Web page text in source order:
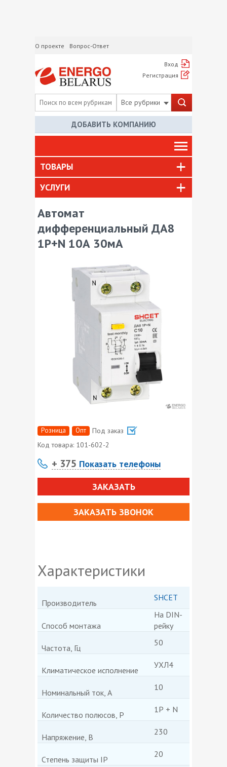
О проекте Вопрос-Ответ
Вход
Регистрация
Все рубрики
ДОБАВИТЬ КОМПАНИЮ
ТОВАРЫ
УСЛУГИ
Автомат
дифференциальный ДА8
1P+N 10А 30мА
Розница Опт
Под заказ
Код товара: 101-602-2
+ 375 Показать телефоны
ЗАКАЗАТЬ
ЗАКАЗАТЬ ЗВОНОК
Характеристики
Производитель
SHCET
Способ монтажа
На DIN-
рейку
Частота, Гц
50
Климатическое исполнение
УХЛ4
Номинальный ток, А
10
Количество полюсов, P
1Р + N
Напряжение, В
230
Степень защиты IP
20